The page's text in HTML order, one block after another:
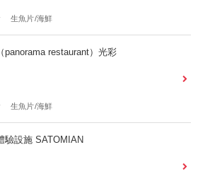
生魚片/海鮮
panorama restaurant）光彩
生魚片/海鮮
驗設施 SATOMIAN